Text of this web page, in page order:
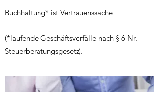
Buchhaltung* ist Vertrauenssache
(*laufende Geschäftsvorfälle nach § 6 Nr.
Steuerberatungsgesetz).